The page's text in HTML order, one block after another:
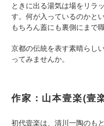
ときに出る湯気は場をリラ
す。何が入っているのかと
もちろん蓋にも裏側にまで
京都の伝統を表す素晴らし
ってみませんか。
作家：山本壹楽(壹
初代壹楽は、清川一陶のも